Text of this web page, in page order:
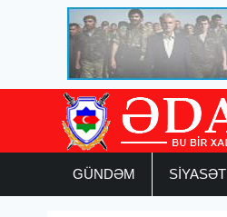
GÜNDƏM SİYASƏT